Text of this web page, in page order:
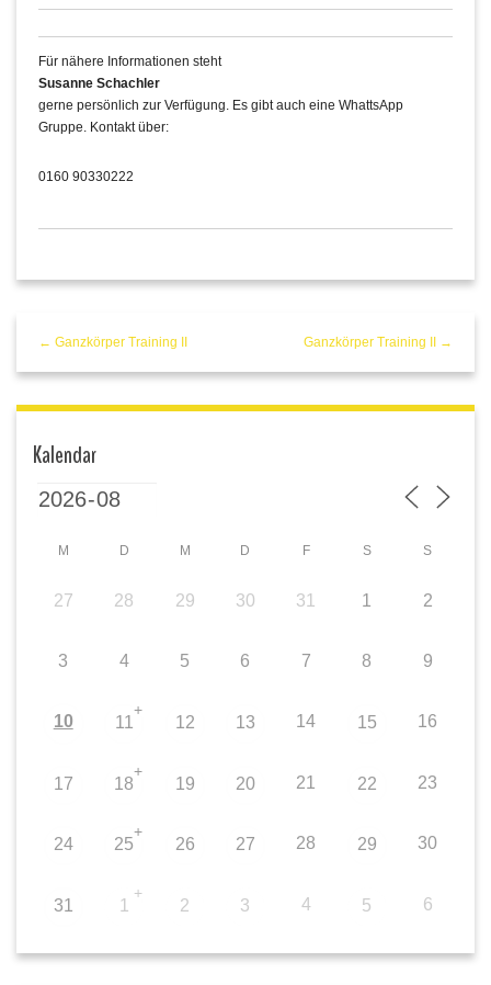
Für nähere Informationen steht
Susanne Schachler
gerne persönlich zur Verfügung. Es gibt auch eine WhattsApp
Gruppe. Kontakt über:
0160 90330222
← Ganzkörper Training II Ganzkörper Training II →
Kalendar
M D M D F S S
27 28 29 30 31 1 2
3 4 5 6 7 8 9
10 11
+
12 13 14 15 16
17 18
+
19 20 21 22 23
24 25
+
26 27 28 29 30
31 1
+
2 3 4 5 6